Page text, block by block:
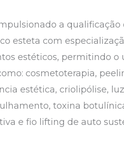
a qualificação
esteta com
estéticos, permitindo o
cosmetoterapia,
estética, criolipólise,
toxina
e fio lifting de auto